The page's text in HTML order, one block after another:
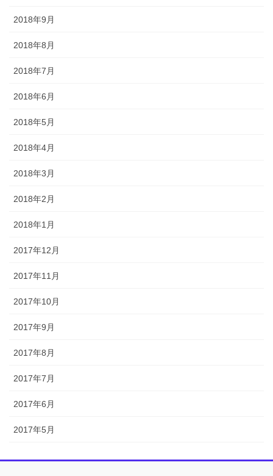
2018年9月
2018年8月
2018年7月
2018年6月
2018年5月
2018年4月
2018年3月
2018年2月
2018年1月
2017年12月
2017年11月
2017年10月
2017年9月
2017年8月
2017年7月
2017年6月
2017年5月